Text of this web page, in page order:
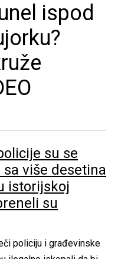
ispod
su se
više desetina
istorijskoj
su
policiju i građevinske